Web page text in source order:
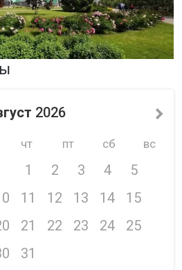
2026
чт пт сб вс
1 2 3 4
5
11 12 13 14
15
21 22 23 24
25
31